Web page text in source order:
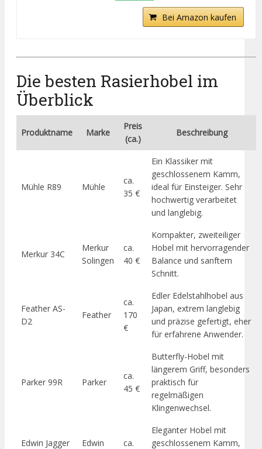
Bei Amazon kaufen
Die besten Rasierhobel im
Überblick
Produktname Marke
Preis
(ca.)
Beschreibung
Mühle R89 Mühle
ca.
35 €
Ein Klassiker mit
geschlossenem Kamm,
ideal für Einsteiger. Sehr
hochwertig verarbeitet
und langlebig.
Merkur 34C
Merkur
Solingen
ca.
40 €
Kompakter, zweiteiliger
Hobel mit hervorragender
Balance und sanftem
Schnitt.
Feather AS-
D2
Feather
ca.
170
€
Edler Edelstahlhobel aus
Japan, extrem langlebig
und präzise gefertigt, eher
für erfahrene Anwender.
Parker 99R Parker
ca.
45 €
Butterfly-Hobel mit
längerem Griff, besonders
praktisch für
regelmäßigen
Klingenwechsel.
Edwin Jagger
Edwin
ca.
Eleganter Hobel mit
geschlossenem Kamm,